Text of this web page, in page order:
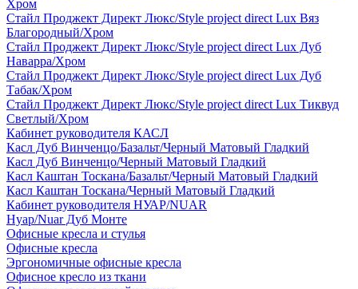
Хром
Стайл Проджект Директ Люкс/Style project direct Lux Вяз
Благородный/Хром
Стайл Проджект Директ Люкс/Style project direct Lux Дуб
Наварра/Хром
Стайл Проджект Директ Люкс/Style project direct Lux Дуб
Табак/Хром
Стайл Проджект Директ Люкс/Style project direct Lux Тиквуд
Светлый/Хром
Кабинет руководителя КАСЛ
Касл Дуб Винченцо/Базальт/Черный Матовый Гладкий
Касл Дуб Винченцо/Черный Матовый Гладкий
Касл Каштан Тоскана/Базальт/Черный Матовый Гладкий
Касл Каштан Тоскана/Черный Матовый Гладкий
Кабинет руководителя НУАР/NUAR
Нуар/Nuar Дуб Монте
Офисные кресла и стулья
Офисные кресла
Эргономичные офисные кресла
Офисное кресло из ткани